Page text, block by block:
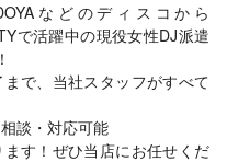
などのディスコから
で活躍中の現役女性DJ派遣
で、当社スタッフがすべて
談・対応可能
す！ぜひ当店にお任せくだ